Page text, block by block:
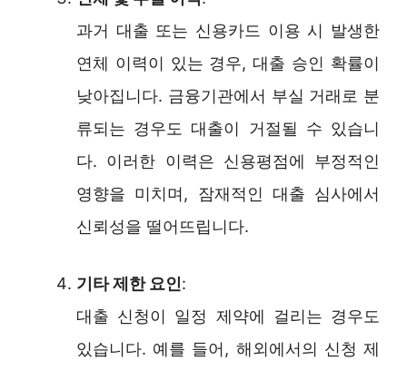
과거 대출 또는 신용카드 이용 시 발생한
연체 이력이 있는 경우, 대출 승인 확률이
낮아집니다. 금융기관에서 부실 거래로 분
류되는 경우도 대출이 거절될 수 있습니
다. 이러한 이력은 신용평점에 부정적인
영향을 미치며, 잠재적인 대출 심사에서
신뢰성을 떨어뜨립니다.
기타 제한 요인:
대출 신청이 일정 제약에 걸리는 경우도
있습니다. 예를 들어, 해외에서의 신청 제